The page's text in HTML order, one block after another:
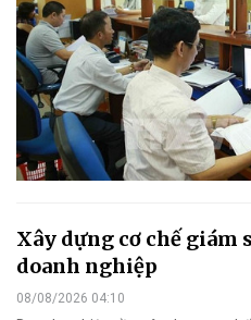
Xây dựng cơ chế giám
doanh nghiệp
08/08/2026 04:10